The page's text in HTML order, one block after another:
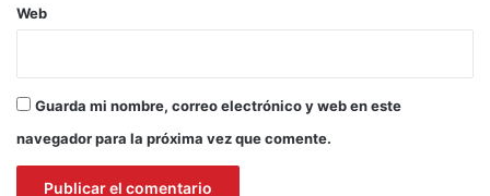
Web
Guarda mi nombre, correo electrónico y web en este
navegador para la próxima vez que comente.